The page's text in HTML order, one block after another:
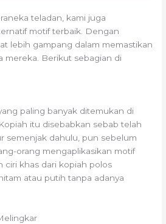
teladan, kami juga
motif terbaik. Dengan
lebih gampang dalam memastikan
mereka. Berikut sebagian di
paling banyak ditemukan di
itu disebabkan sebab telah
semenjak dahulu, pun sebelum
orang mengaplikasikan motif
ciri khas dari kopiah polos
atau putih tanpa adanya